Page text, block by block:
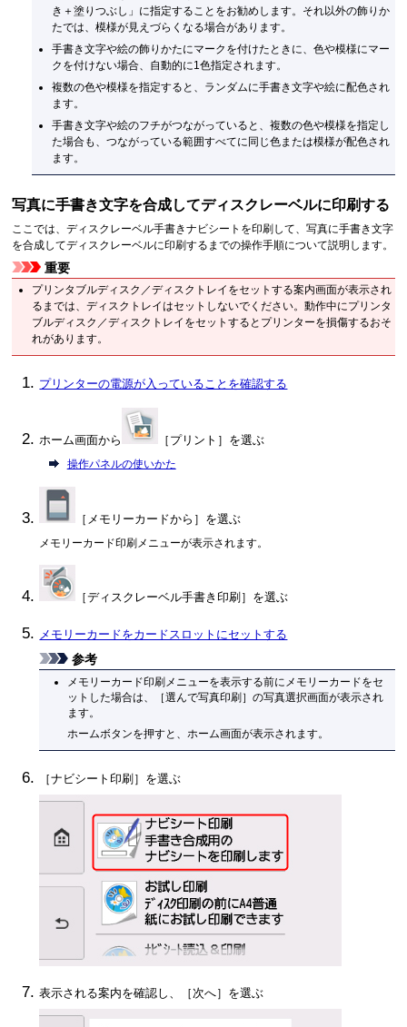
き＋塗りつぶし」に指定することをお勧めします。それ以外の飾りか
たでは、模様が見えづらくなる場合があります。
手書き文字や絵の飾りかたにマークを付けたときに、色や模様にマー
クを付けない場合、自動的に1色指定されます。
複数の色や模様を指定すると、ランダムに手書き文字や絵に配色され
ます。
手書き文字や絵のフチがつながっていると、複数の色や模様を指定し
た場合も、つながっている範囲すべてに同じ色または模様が配色され
ます。
写真に手書き文字を合成してディスクレーベルに印刷する
ここでは、ディスクレーベル手書きナビシートを印刷して、写真に手書き文字
を合成してディスクレーベルに印刷するまでの操作手順について説明します。
重要
プリンタブルディスク／ディスクトレイをセットする案内画面が表示され
るまでは、ディスクトレイはセットしないでください。動作中にプリンタ
ブルディスク／ディスクトレイをセットするとプリンターを損傷するおそ
れがあります。
プリンターの電源が入っていることを確認する
ホーム画面から ［ プリント ］を選ぶ
操作パネルの使いかた
［ メモリーカードから ］を選ぶ
メモリーカード印刷メニューが表示されます。
［ディスクレーベル手書き印刷 ］を選ぶ
メモリーカードをカードスロットにセットする
参考
メモリーカード印刷メニューを表示する前にメモリーカードをセ
ットした場合は、［選んで写真印刷 ］の写真選択画面が表示され
ます。
ホームボタンを押すと、ホーム画面が表示されます。
［ナビシート印刷 ］を選ぶ
表示される案内を確認し、［次へ］を選ぶ